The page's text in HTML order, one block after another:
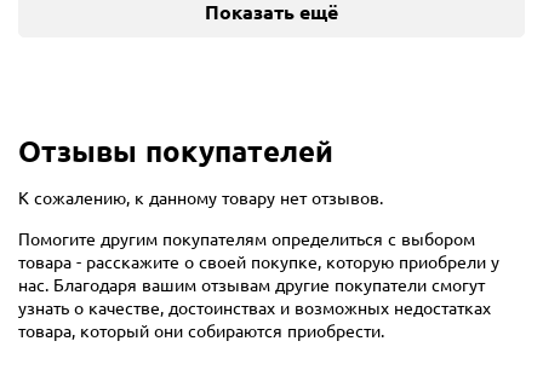
Показать ещё
Отзывы покупателей
К сожалению, к данному товару нет отзывов.
Помогите другим покупателям определиться с выбором
товара - расскажите о своей покупке, которую приобрели у
нас. Благодаря вашим отзывам другие покупатели смогут
узнать о качестве, достоинствах и возможных недостатках
товара, который они собираются приобрести.